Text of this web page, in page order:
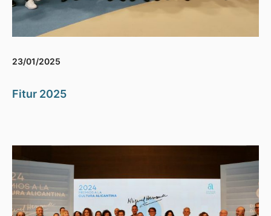
23/01/2025
Fitur 2025